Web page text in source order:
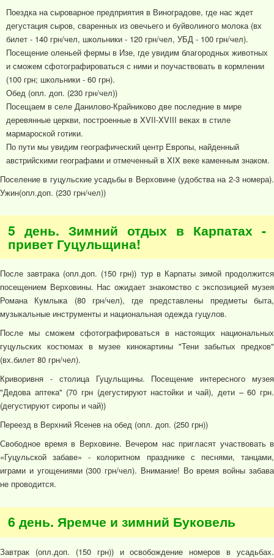
Поездка на сыроварное предприятия в Виноградове, где нас ждет
дегустация сыров, сваренных из овечьего и буйволиного молока (вх
билет - 140 грн/чел, школьники - 120 грн/чел, УБД - 100 грн/чел).
Посещение оленьей фермы в Изе, где увидим благородных животных
и сможем сфотографироваться с ними и поучаствовать в кормлении
(100 грн; школьники - 60 грн).
Обед (опл. доп. (230 грн/чел))
Посещаем в селе Данилово-Крайниково две последние в мире
деревянные церкви, построенные в XVII-XVIII веках в стиле
мармароской готики.
По пути мы увидим географический центр Европы, найденный
австрийскими географами и отмеченный в XIX веке каменным знаком.
Поселение в гуцульские усадьбы в Верховине (удобства на 2-3 номера).
Ужин(опл.доп. (230 грн/чел))
5 день. Зимний отдых в Карпатах -
привет Гуцульщина!
После завтрака (опл.доп. (150 грн)) тур в Карпаты зимой продолжится
посещением Верховины. Нас ожидает знакомство с экспозицией музея
Романа Кумлыка (80 грн/чел), где представлены предметы быта,
музыкальные инструменты и национальная одежда гуцулов.
После мы сможем сфотографироваться в настоящих национальных
гуцульских костюмах в музее кинокартины "Тени забытых предков"
(вх.билет 80 грн/чел).
Криворивня - столица Гуцульщины. Посещение интересного музея
"Дедова аптека" (70 грн (дегустируют настойки и чай), дети – 60 грн.
(дегустируют сиропы и чай))
Переезд в Верхний Ясенев на обед (опл. доп. (250 грн))
Свободное время в Верховине. Вечером нас пригласят участвовать в
«Гуцульской забаве» - колоритном празднике с песнями, танцами,
играми и угощениями (300 грн/чел). Внимание! Во время войны забава
не проводится.
6 день. Яремче и зимний Буковель
Завтрак (опл.доп. (150 грн)) и освобождение номеров в усадьбах.